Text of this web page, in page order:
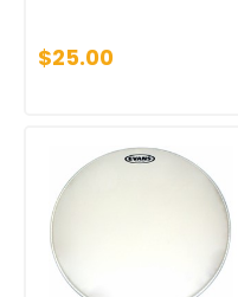
$25.00